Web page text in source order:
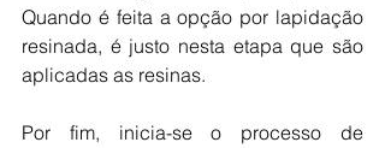
Quando é feita a opção por lapidação
resinada, é justo nesta etapa que são
aplicadas as resinas.
Por fim, inicia-se o processo de